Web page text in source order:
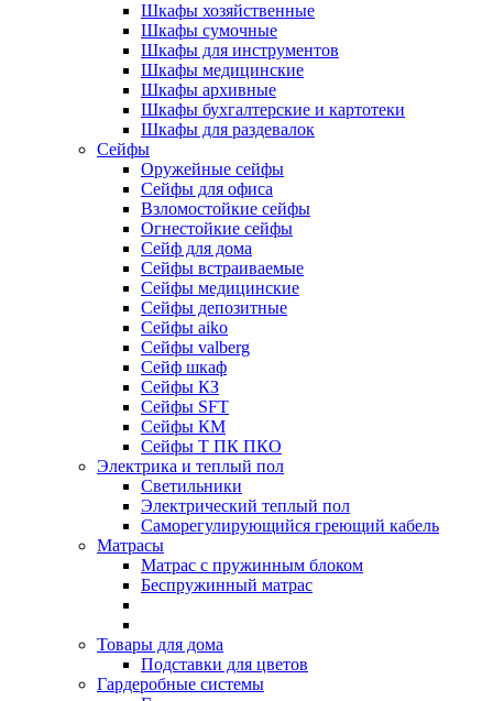
Шкафы хозяйственные
Шкафы сумочные
Шкафы для инструментов
Шкафы медицинские
Шкафы архивные
Шкафы бухгалтерские и картотеки
Шкафы для раздевалок
Сейфы
Оружейные сейфы
Сейфы для офиса
Взломостойкие сейфы
Огнестойкие сейфы
Cейф для дома
Сейфы встраиваемые
Сейфы медицинские
Сейфы депозитные
Сейфы aiko
Сейфы valberg
Сейф шкаф
Сейфы КЗ
Сейфы SFT
Сейфы КМ
Сейфы Т ПК ПКО
Электрика и теплый пол
Светильники
Электрический теплый пол
Саморегулирующийся греющий кабель
Матрасы
Матрас с пружинным блоком
Беспружинный матрас
Товары для дома
Подставки для цветов
Гардеробные системы